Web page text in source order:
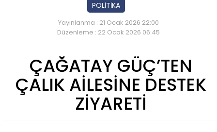
POLİTİKA
Yayınlanma : 21 Ocak 2026 22:00
Düzenleme : 22 Ocak 2026 06:45
ÇAĞATAY GÜÇ’TEN
ÇALIK AİLESİNE DESTEK
ZİYARETİ